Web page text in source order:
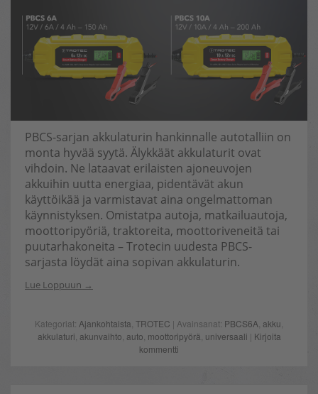
PBCS-sarjan akkulaturin hankinnalle autotalliin on
monta hyvää syytä. Älykkäät akkulaturit ovat
vihdoin. Ne lataavat erilaisten ajoneuvojen
akkuihin uutta energiaa, pidentävät akun
käyttöikää ja varmistavat aina ongelmattoman
käynnistyksen. Omistatpa autoja, matkailuautoja,
moottoripyöriä, traktoreita, moottoriveneitä tai
puutarhakoneita – Trotecin uudesta PBCS-
sarjasta löydät aina sopivan akkulaturin.
Lue Loppuun
Kategoriat: Ajankohtaista TROTEC | Avainsanat: PBCS6A akku
akkulaturi akunvaihto auto moottoripyörä universaali | Kirjoita
kommentti